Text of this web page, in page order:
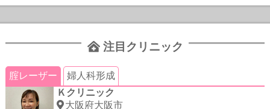
注目クリニック
腟レーザー
婦人科形成
Ｋクリニック
大阪府大阪市